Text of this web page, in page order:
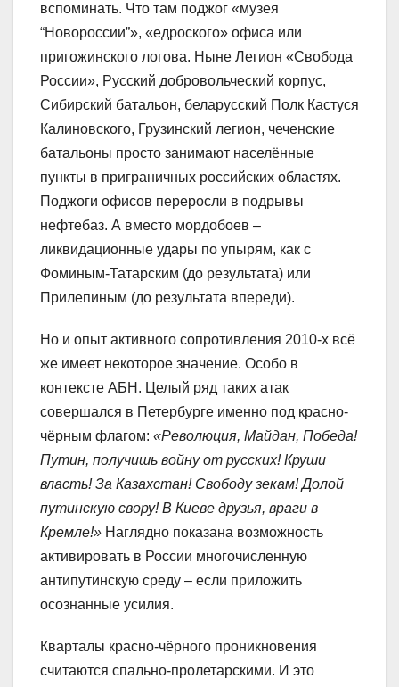
вспоминать. Что там поджог «музея
“Новороссии”», «едроского» офиса или
пригожинского логова. Ныне Легион «Свобода
России», Русский добровольческий корпус,
Сибирский батальон, беларусский Полк Кастуся
Калиновского, Грузинский легион, чеченские
батальоны просто занимают населённые
пункты в приграничных российских областях.
Поджоги офисов переросли в подрывы
нефтебаз. А вместо мордобоев –
ликвидационные удары по упырям, как с
Фоминым-Татарским (до результата) или
Прилепиным (до результата впереди).
Но и опыт активного сопротивления 2010-х всё
же имеет некоторое значение. Особо в
контексте АБН. Целый ряд таких атак
совершался в Петербурге именно под красно-
чёрным флагом: «Революция, Майдан, Победа!
Путин, получишь войну от русских! Круши
власть! За Казахстан! Свободу зекам! Долой
путинскую свору! В Киеве друзья, враги в
Кремле!» Наглядно показана возможность
активировать в России многочисленную
антипутинскую среду – если приложить
осознанные усилия.
Кварталы красно-чёрного проникновения
считаются спально-пролетарскими. И это